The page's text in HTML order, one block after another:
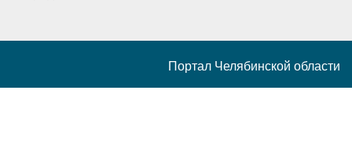
Портал Челябинской области